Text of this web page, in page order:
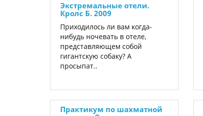
Экстремальные отели.
Кролс Б. 2009
Приходилось ли вам когда-
нибудь ночевать в отеле,
представляющем собой
гигантскую собаку? А
просыпат..
Практикум по шахматной